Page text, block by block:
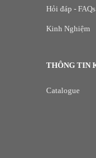
Hỏi đáp - FAQs
Kinh Nghiệm
THÔNG TIN
Catalogue